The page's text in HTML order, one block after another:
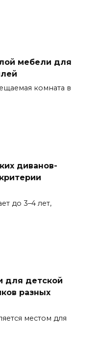
мебели для
комната в
диванов-
до 3–4 лет,
для детской
разных
местом для